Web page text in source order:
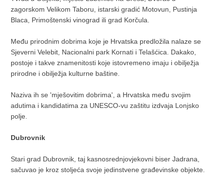
zagorskom Velikom Taboru, istarski gradić Motovun, Pustinja
Blaca, Primoštenski vinograd ili grad Korčula.
Među prirodnim dobrima koje je Hrvatska predložila nalaze se
Sjeverni Velebit, Nacionalni park Kornati i Telašćica. Dakako,
postoje i takve znamenitosti koje istovremeno imaju i obilježja
prirodne i obilježja kulturne baštine.
Naziva ih se 'mješovitim dobrima', a Hrvatska među svojim
adutima i kandidatima za UNESCO-vu zaštitu izdvaja Lonjsko
polje.
Dubrovnik
Stari grad Dubrovnik, taj kasnosrednjovjekovni biser Jadrana,
sačuvao je kroz stoljeća svoje jedinstvene građevinske objekte.